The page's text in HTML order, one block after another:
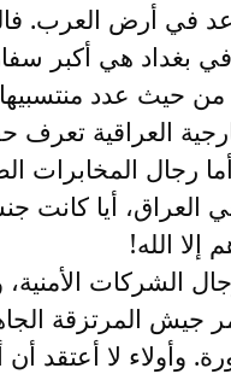
في أرض العرب.
في بغداد هي أكبر
من حيث عدد
العراقية تعرف
رجال المخابرات
العراق، أيا كانت
إلا الله!
الشركات
جيش المرتزقة
وأولاء لا أعتقد